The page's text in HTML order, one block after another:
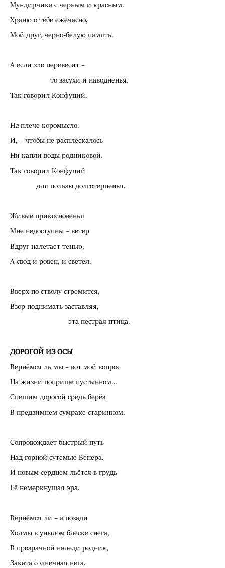
Мундирчика с черным и красным.
Храню о тебе ежечасно,
Мой друг, черно-белую память.
А если зло перевесит –
то засухи и наводненья.
Так говорил Конфуций.
На плече коромысло.
И, – чтобы не расплескалось
Ни капли воды родниковой.
Так говорил Конфуций
для пользы долготерпенья.
Живые прикосновенья
Мне недоступны – ветер
Вдруг налетает тенью,
А свод и ровен, и светел.
Вверх по стволу стремится,
Взор поднимать заставляя,
эта пестрая птица.
ДОРОГОЙ ИЗ ОСЫ
Вернёмся ль мы – вот мой вопрос
На жизни поприще пустынном…
Спешим дорогой средь берёз
В предзимнем сумраке старинном.
Сопровождает быстрый путь
Над горной сутемью Венера.
И новым сердцем льётся в грудь
Её немеркнущая эра.
Вернёмся ли – а позади
Холмы в унылом блеске снега,
В прозрачной наледи родник,
Заката солнечная нега.